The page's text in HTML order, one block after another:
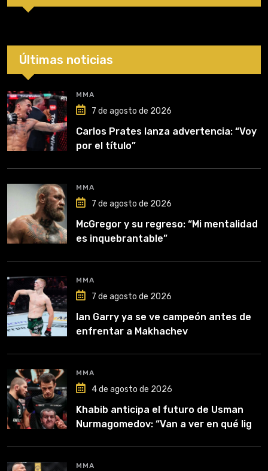
Últimas noticias
MMA
7 de agosto de 2026
Carlos Prates lanza advertencia: “Voy
por el título”
MMA
7 de agosto de 2026
McGregor y su regreso: “Mi mentalidad
es inquebrantable”
MMA
7 de agosto de 2026
Ian Garry ya se ve campeón antes de
enfrentar a Makhachev
MMA
4 de agosto de 2026
Khabib anticipa el futuro de Usman
Nurmagomedov: “Van a ver en qué liga
MMA